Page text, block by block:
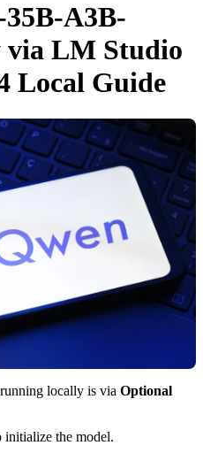
35B-A3B-
via LM Studio
Local Guide
locally is via Optional
initialize the model.